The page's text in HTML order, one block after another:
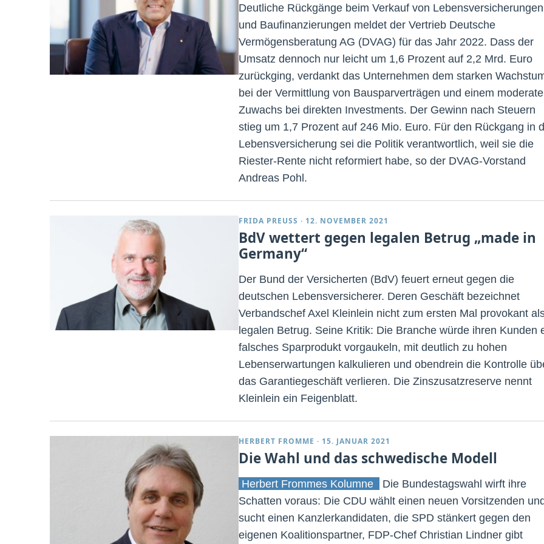
Deutliche Rückgänge beim Verkauf von Lebensversicherungen
und Baufinanzierungen meldet der Vertrieb Deutsche
Vermögensberatung AG (DVAG) für das Jahr 2022. Dass der
Umsatz dennoch nur leicht um 1,6 Prozent auf 2,2 Mrd. Euro
zurückging, verdankt das Unternehmen dem starken
bei der Vermittlung von Bausparverträgen und einem
Zuwachs bei direkten Investments. Der Gewinn nach Steuern
stieg um 1,7 Prozent auf 246 Mio. Euro. Für den Rückgang in
Lebensversicherung sei die Politik verantwortlich, weil sie die
Riester-Rente nicht reformiert habe, so der DVAG-Vorstand
Andreas Pohl.
FRIDA PREUSS · 12. NOVEMBER 2021
BdV wettert gegen legalen Betrug „made in
Germany“
Der Bund der Versicherten (BdV) feuert erneut gegen die
deutschen Lebensversicherer. Deren Geschäft bezeichnet
Verbandschef Axel Kleinlein nicht zum ersten Mal provokant
legalen Betrug. Seine Kritik: Die Branche würde ihren Kunden
falsches Sparprodukt vorgaukeln, mit deutlich zu hohen
Lebenserwartungen kalkulieren und obendrein die Kontrolle
das Garantiegeschäft verlieren. Die Zinszusatzreserve nennt
Kleinlein ein Feigenblatt.
HERBERT FROMME · 15. JANUAR 2021
Die Wahl und das schwedische Modell
Herbert Frommes Kolumne
Die Bundestagswahl wirft ihre
Schatten voraus: Die CDU wählt einen neuen Vorsitzenden
sucht einen Kanzlerkandidaten, die SPD stänkert gegen den
eigenen Koalitionspartner, FDP-Chef Christian Lindner gibt